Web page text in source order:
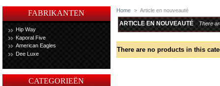
FABRIKANTEN
Hip Way
Kaporal Five
American Eagles
Dee Luxe
CATEGORIEËN
Home > Article en nouveauté
ARTICLE EN NOUVEAUTÉ There
There are no products in this